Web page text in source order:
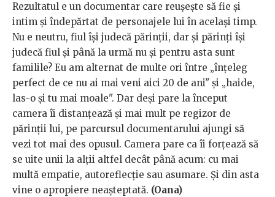
Rezultatul e un documentar care reușește să fie și
intim și îndepărtat de personajele lui în același timp.
Nu e neutru, fiul își judecă părinții, dar și părinți își
judecă fiul și până la urmă nu și pentru asta sunt
familile? Eu am alternat de multe ori între „înțeleg
perfect de ce nu ai mai veni aici 20 de ani" și „haide,
las-o și tu mai moale". Dar deși pare la început
camera îi distanțează și mai mult pe regizor de
părinții lui, pe parcursul documentarului ajungi să
vezi tot mai des opusul. Camera pare ca îi forțează să
se uite unii la alții altfel decât până acum: cu mai
multă empatie, autoreflecție sau asumare. Și din asta
vine o apropiere neașteptată. (Oana)